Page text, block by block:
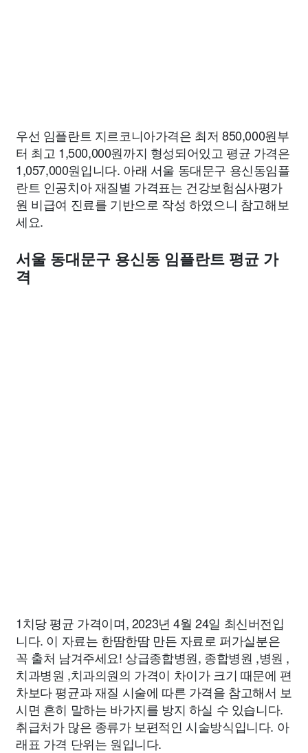
우선 임플란트 지르코니아가격은 최저 850,000원부
터 최고 1,500,000원까지 형성되어있고 평균 가격은
1,057,000원입니다. 아래 서울 동대문구 용신동임플
란트 인공치아 재질별 가격표는 건강보험심사평가
원 비급여 진료를 기반으로 작성 하였으니 참고해보
세요.
서울 동대문구 용신동 임플란트 평균 가
격
1치당 평균 가격이며, 2023년 4월 24일 최신버전입
니다. 이 자료는 한땀한땀 만든 자료로 퍼가실분은
꼭 출처 남겨주세요! 상급종합병원, 종합병원 ,병원 ,
치과병원 ,치과의원의 가격이 차이가 크기 때문에 편
차보다 평균과 재질 시술에 따른 가격을 참고해서 보
시면 흔히 말하는 바가지를 방지 하실 수 있습니다.
취급처가 많은 종류가 보편적인 시술방식입니다. 아
래표 가격 단위는 원입니다.